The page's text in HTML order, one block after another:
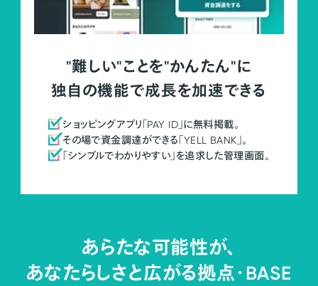
"難しい"ことを"かんたん"に
独自の機能で成長を加速できる
ショッピングアプリ「PAY ID」に無料掲載。
その場で資金調達ができる「YELL BANK」。
「シンプルでわかりやすい」を追求した管理画面。
あらたな可能性が、
あなたらしさと広がる拠点・BASE